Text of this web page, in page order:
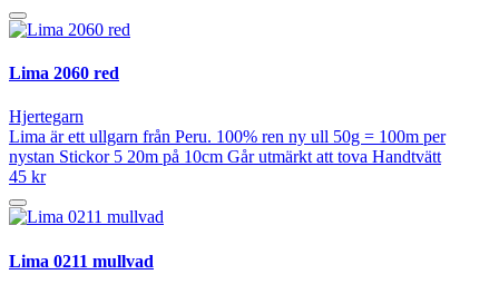
Lima 2060 red
Hjertegarn
Lima är ett ullgarn från Peru. 100% ren ny ull 50g = 100m per
nystan Stickor 5 20m på 10cm Går utmärkt att tova Handtvätt
45 kr
Lima 0211 mullvad